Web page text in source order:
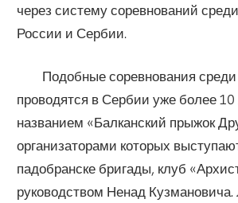
через систему соревнований
России и Сербии.
Подобные соревнования среди
проводятся в Сербии уже более 10
названием «Балканский прыжок
организаторами которых
падобранске бригады, клуб
руководством Ненад Кузмановича.